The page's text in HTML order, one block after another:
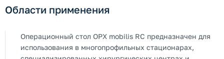
Области применения
Операционный стол OPX mobilis RC предназначен для
использования в многопрофильных стационарах,